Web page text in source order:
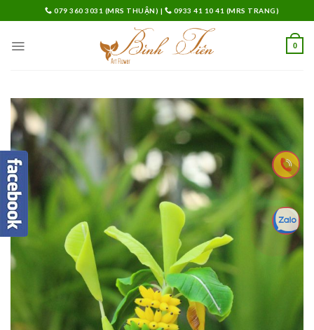
to
content
079 360 3031 (MRS THUẬN) | 0933 41 10 41 (MRS TRANG)
0